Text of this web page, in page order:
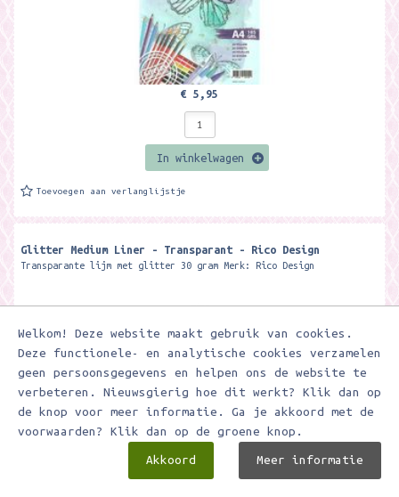
Welkom! Deze website maakt gebruik van cookies.
Deze functionele- en analytische cookies verzamelen
geen persoonsgegevens en helpen ons de website te
verbeteren. Nieuwsgierig hoe dit werkt? Klik dan op
de knop voor meer informatie. Ga je akkoord met de
voorwaarden? Klik dan op de groene knop.
Akkoord Meer informatie
€ 5,95
In winkelwagen
Toevoegen aan verlanglijstje
Glitter Medium Liner - Transparant - Rico Design
Transparante lijm met glitter 30 gram Merk: Rico Design
€ 5,95